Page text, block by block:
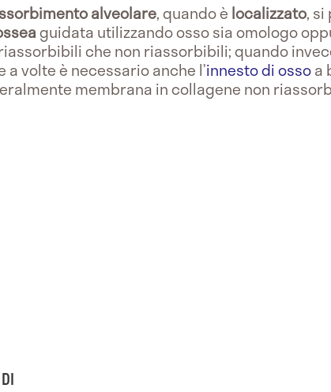
alveolare, quando è localizzato,
guidata utilizzando osso sia omologo
che non riassorbibili; quando
volte è necessario anche l’innesto di ossoa
membrana in collagene non